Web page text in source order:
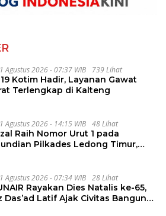
Agustus 2026 - 07:37 WIB 739 Lihat
Kotim Hadir, Layanan Gawat
Terlengkap di Kalteng
Agustus 2026 - 14:15 WIB 48 Lihat
Raih Nomor Urut 1 pada
Pilkades Ledong Timur,
Agustus 2026 - 07:34 WIB 28 Lihat
Rayakan Dies Natalis ke-65,
Das’ad Latif Ajak Civitas Bangun